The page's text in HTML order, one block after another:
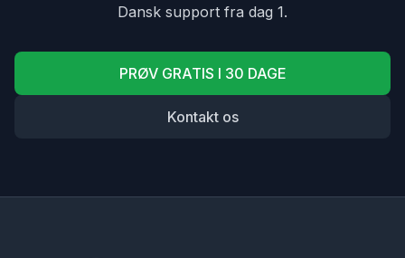
Dansk support fra dag 1.
PRØV GRATIS I 30 DAGE
Kontakt os